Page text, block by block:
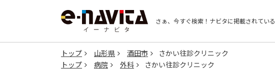
さぁ、今すぐ検索！ ナビタに掲載されている
トップ 山形県 酒田市
さかい往診クリニック
トップ
病院 外科 さかい往診クリニック